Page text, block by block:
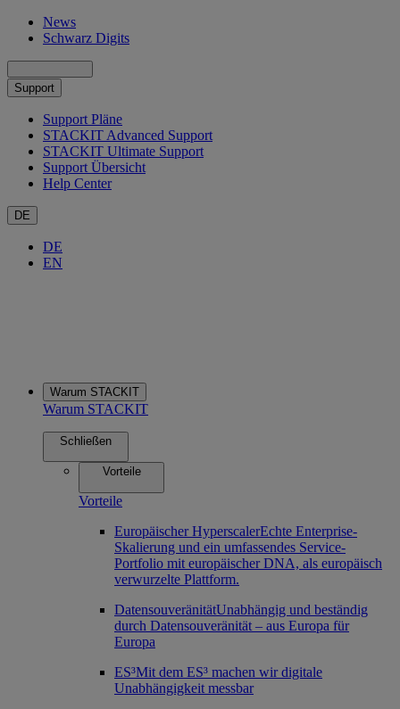
News
Schwarz Digits
Support
Support Pläne
STACKIT Advanced Support
STACKIT Ultimate Support
Support Übersicht
Help Center
DE
DE
EN
Warum STACKIT
Warum STACKIT
Schließen
Vorteile
Vorteile
Europäischer HyperscalerEchte Enterprise-
Skalierung und ein umfassendes Service-
Portfolio mit europäischer DNA, als europäisch
verwurzelte Plattform.
DatensouveränitätUnabhängig und beständig
durch Datensouveränität – aus Europa für
Europa
ES³Mit dem ES³ machen wir digitale
Unabhängigkeit messbar